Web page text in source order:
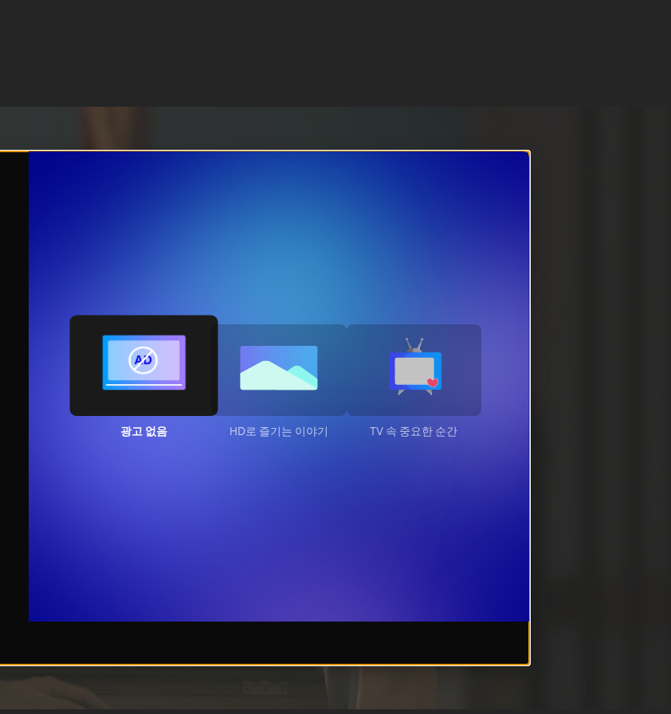
광고 없음 HD로 즐기는 이야기 TV 속 중요한 순간